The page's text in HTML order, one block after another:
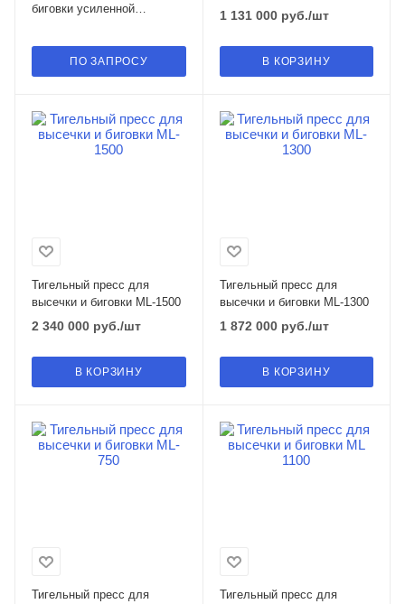
биговки усиленной
ПО ЗАПРОСУ
1 131 000руб./шт
В КОРЗИНУ
Тигельный пресс для
высечки и биговки ML-1500
2 340 000 руб./шт
В КОРЗИНУ
Тигельный пресс для
высечки и биговки ML-1300
1 872 000руб./шт
В КОРЗИНУ
Тигельный пресс для
Тигельный пресс для